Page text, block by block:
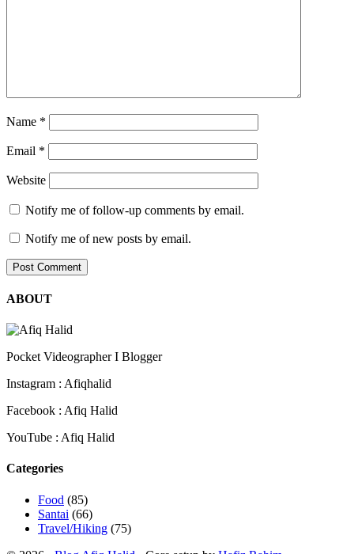
Name *
Email *
Website
Notify me of follow-up comments by email.
Notify me of new posts by email.
ABOUT
Pocket Videographer I Blogger
Instagram : Afiqhalid
Facebook : Afiq Halid
YouTube : Afiq Halid
Categories
Food (85)
Santai (66)
Travel/Hiking (75)